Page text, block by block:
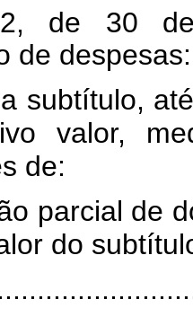
de 30
de despesas:
subtítulo,
valor,
de:
parcial de
do